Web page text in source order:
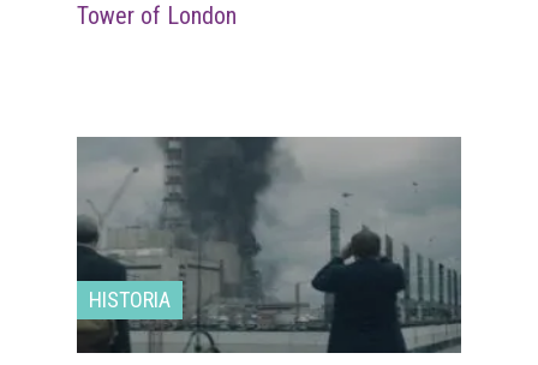
Tower of London
HISTORIA